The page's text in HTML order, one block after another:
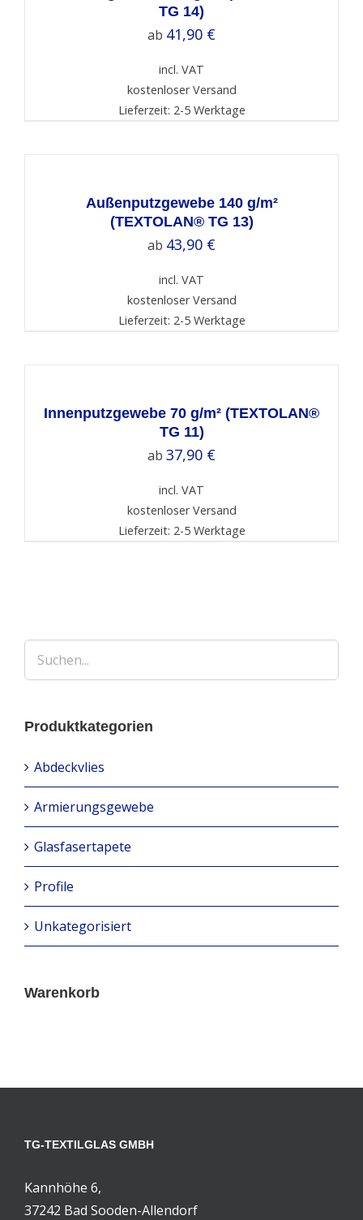
TG 14)
ab 41,90 €
incl. VAT
kostenloser Versand
Lieferzeit: 2-5 Werktage
Außenputzgewebe 140 g/m²
(TEXTOLAN® TG 13)
ab 43,90 €
incl. VAT
kostenloser Versand
Lieferzeit: 2-5 Werktage
DETAILS
Innenputzgewebe 70 g/m² (TEXTOLAN®
TG 11)
ab 37,90 €
incl. VAT
kostenloser Versand
Lieferzeit: 2-5 Werktage
Produktkategorien
Abdeckvlies
Armierungsgewebe
Glasfasertapete
Profile
Unkategorisiert
Warenkorb
TG-TEXTILGLAS GMBH
Kannhöhe 6,
37242 Bad Sooden-Allendorf